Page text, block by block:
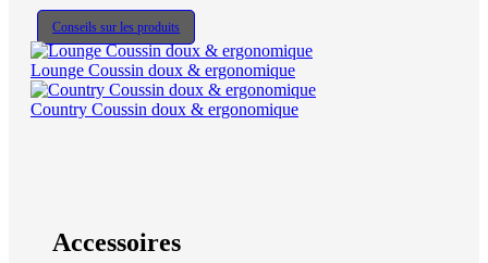
Conseils sur les produits
Lounge Coussin doux & ergonomique
Country Coussin doux & ergonomique
Accessoires